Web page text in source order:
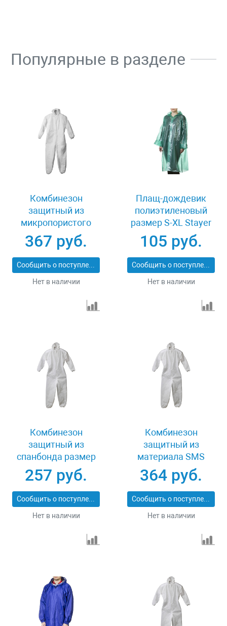
Популярные в разделе
Комбинезон
защитный из
микропористого
материала размер
50-52 Зубр ПРОФИ
11609-50
367 руб.
Сообщить о поступлении
Нет в наличии
Плащ-дождевик
полиэтиленовый
размер S-XL Stayer
11610
105 руб.
Сообщить о поступлении
Нет в наличии
Комбинезон
защитный из
спанбонда размер
52-54 Stayer MASTER
11603-52
257 руб.
Сообщить о поступлении
Нет в наличии
Комбинезон
защитный из
материала SMS
размер 52-54 Зубр
МАСТЕР 11605-52
364 руб.
Сообщить о поступлении
Нет в наличии